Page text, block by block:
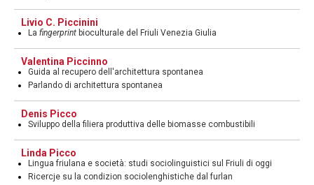
Livio C. Piccinini
La fingerprint bioculturale del Friuli Venezia Giulia
Valentina Piccinno
Guida al recupero dell'architettura spontanea
Parlando di architettura spontanea
Denis Picco
Sviluppo della filiera produttiva delle biomasse combustibili
Linda Picco
Lingua friulana e società: studi sociolinguistici sul Friuli di oggi
Ricercje su la condizion sociolenghistiche dal furlan